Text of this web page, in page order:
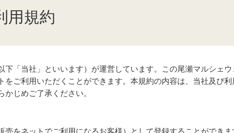
用規約
「当社」といいます）が運営しています。この尾瀬マルシェウ
ご利用いただくことができます。本規約の内容は、当社及び
じめご了承ください。
をネットでご利用になるお客様）として登録することができま